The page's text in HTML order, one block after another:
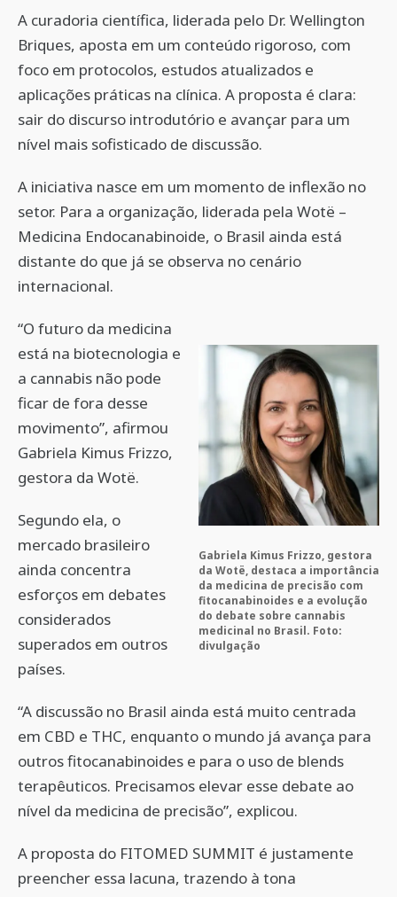
A curadoria científica, liderada pelo Dr. Wellington
Briques, aposta em um conteúdo rigoroso, com
foco em protocolos, estudos atualizados e
aplicações práticas na clínica. A proposta é clara:
sair do discurso introdutório e avançar para um
nível mais sofisticado de discussão.
A iniciativa nasce em um momento de inflexão no
setor. Para a organização, liderada pela Wotë –
Medicina Endocanabinoide, o Brasil ainda está
distante do que já se observa no cenário
internacional.
Gabriela Kimus Frizzo, gestora
da Wotë, destaca a importância
da medicina de precisão com
fitocanabinoides e a evolução
do debate sobre cannabis
medicinal no Brasil. Foto:
divulgação
“O futuro da medicina
está na biotecnologia e
a cannabis não pode
ficar de fora desse
movimento”, afirmou
Gabriela Kimus Frizzo,
gestora da Wotë.
Segundo ela, o
mercado brasileiro
ainda concentra
esforços em debates
considerados
superados em outros
países.
“A discussão no Brasil ainda está muito centrada
em CBD e THC, enquanto o mundo já avança para
outros fitocanabinoides e para o uso de blends
terapêuticos. Precisamos elevar esse debate ao
nível da medicina de precisão”, explicou.
A proposta do FITOMED SUMMIT é justamente
preencher essa lacuna, trazendo à tona